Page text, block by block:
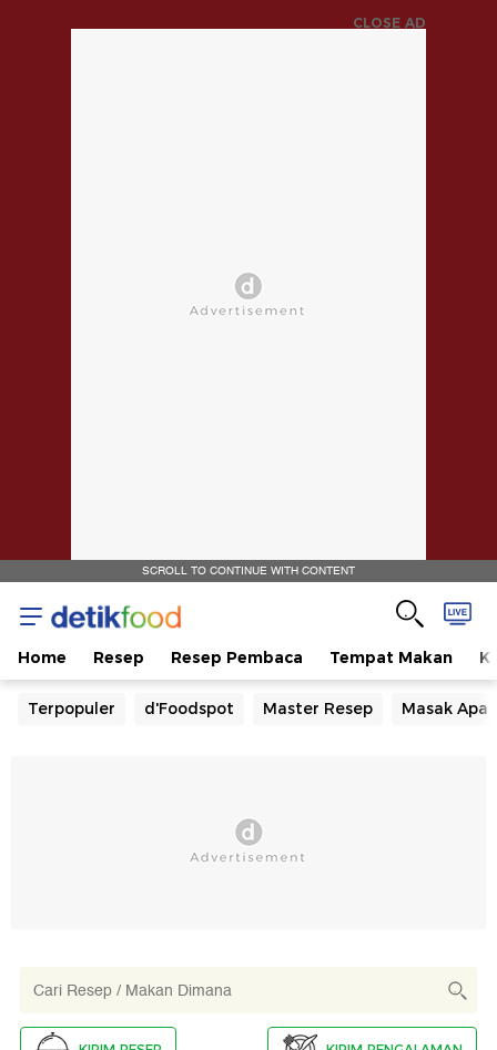
CLOSE AD
SCROLL TO CONTINUE WITH CONTENT
Home Resep Resep Pembaca Tempat Makan
Terpopuler d'Foodspot Master Resep Masak Apa